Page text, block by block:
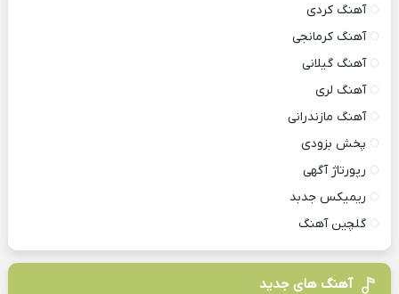
آهنگ کردی
آهنگ کرمانجی
آهنگ گیلانی
آهنگ لری
آهنگ مازندرانی
پخش بزودی
رپورتاژ آگهی
ریمیکس جدبد
گلچین آهنگ
آهنگ های جدید